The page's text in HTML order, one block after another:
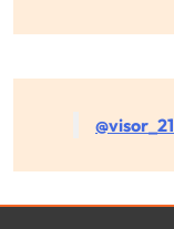
@visor_21